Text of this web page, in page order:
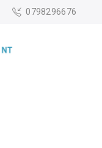
0798296676